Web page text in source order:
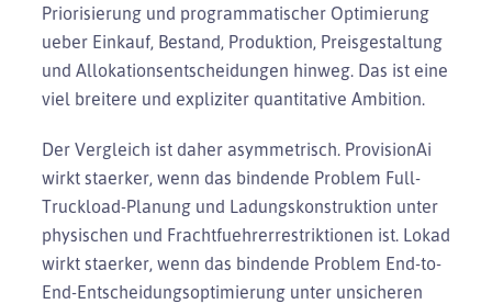
Priorisierung und programmatischer Optimierung
ueber Einkauf, Bestand, Produktion, Preisgestaltung
und Allokationsentscheidungen hinweg. Das ist eine
viel breitere und expliziter quantitative Ambition.
Der Vergleich ist daher asymmetrisch. ProvisionAi
wirkt staerker, wenn das bindende Problem Full-
Truckload-Planung und Ladungskonstruktion unter
physischen und Frachtfuehrerrestriktionen ist. Lokad
wirkt staerker, wenn das bindende Problem End-to-
End-Entscheidungsoptimierung unter unsicheren